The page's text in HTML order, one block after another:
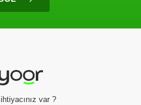
var ?